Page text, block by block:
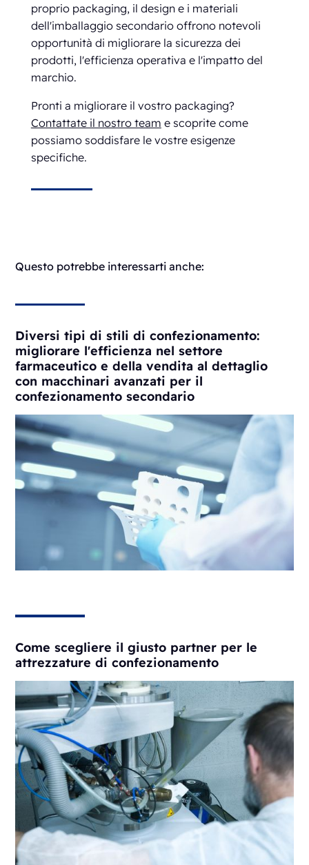
proprio packaging, il design e i materiali
dell'imballaggio secondario offrono notevoli
opportunità di migliorare la sicurezza dei
prodotti, l'efficienza operativa e l'impatto del
marchio.
Pronti a migliorare il vostro packaging?
Contattate il nostro team e scoprite come
possiamo soddisfare le vostre esigenze
specifiche.
Questo potrebbe interessarti anche:
Diversi tipi di stili di confezionamento:
migliorare l'efficienza nel settore
farmaceutico e della vendita al dettaglio
con macchinari avanzati per il
confezionamento secondario
Come scegliere il giusto partner per le
attrezzature di confezionamento